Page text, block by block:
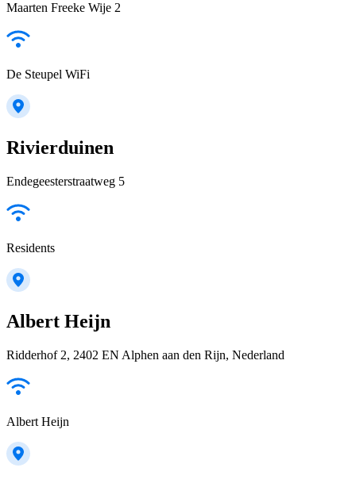
Maarten Freeke Wije 2
De Steupel WiFi
Rivierduinen
Endegeesterstraatweg 5
Residents
Albert Heijn
Ridderhof 2, 2402 EN Alphen aan den Rijn, Nederland
Albert Heijn